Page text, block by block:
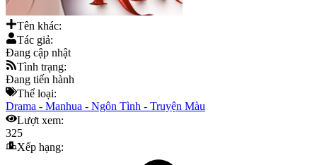
Tên khác:
Tác giả:
Đang cập nhật
Tình trạng:
Đang tiến hành
Thể loại:
Drama - Manhua - Ngôn Tình - Truyện Màu
Lượt xem:
325
Xếp hạng: